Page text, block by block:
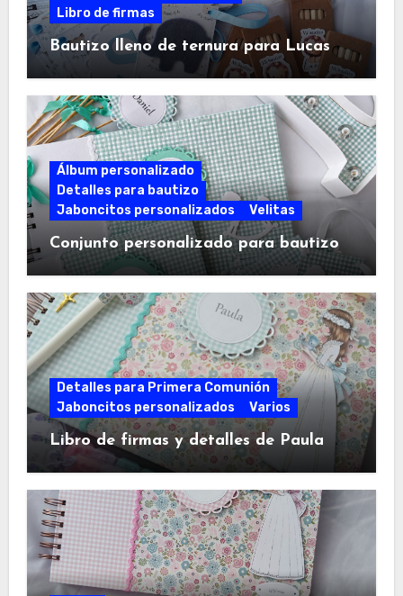
Libro de firmas
Bautizo lleno de ternura para Lucas
Álbum personalizado
Detalles para bautizo
Jaboncitos personalizados
Velitas
Conjunto personalizado para bautizo
Detalles para Primera Comunión
Jaboncitos personalizados
Varios
Libro de firmas y detalles de Paula